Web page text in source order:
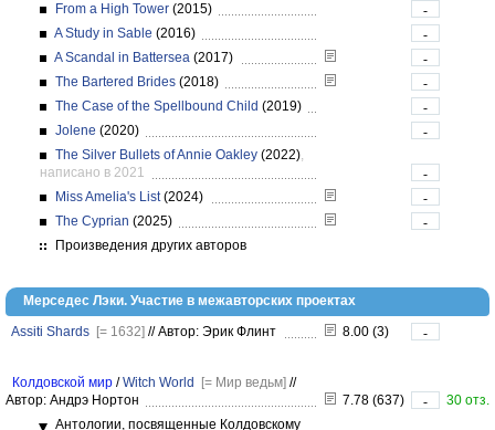
From a High Tower (2015)
-
A Study in Sable (2016)
-
A Scandal in Battersea (2017)
-
The Bartered Brides (2018)
-
The Case of the Spellbound Child (2019)
-
Jolene (2020)
-
The Silver Bullets of Annie Oakley (2022),
написано в 2021
-
Miss Amelia's List(2024)
-
The Cyprian (2025)
-
Произведения других авторов
Мерседес Лэки. Участие в межавторских проектах
Assiti Shards [= 1632] //Автор: Эрик Флинт 8.00 (3) -
Колдовской мир /Witch World [= Мир ведьм] //
Автор: Андрэ Нортон
7.78 (637) -
30 отз.
Антологии, посвященные Колдовскому